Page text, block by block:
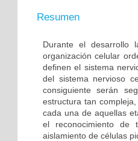
Resumen
Durante el desarrollo
organización celular
definen el sistema
del sistema nervioso
consiguiente serán
estructura tan
cada una de aquellas
el reconocimiento de
aislamiento de células